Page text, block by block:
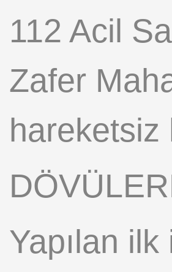
112 Acil
Zafer
hareketsiz
Yapılan ilk